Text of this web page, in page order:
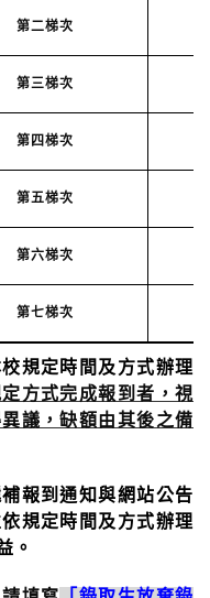
第二梯次
第三梯次
第四梯次
第五梯次
第六梯次
第七梯次
規定時間及方式辦理
方式完成報到者，視
議，缺額由其後之備
報到通知與網站公告
規定時間及方式辦理
。